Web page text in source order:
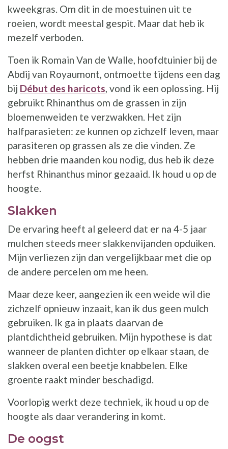
kweekgras. Om dit in de moestuinen uit te
roeien, wordt meestal gespit. Maar dat heb ik
mezelf verboden.
Toen ik Romain Van de Walle, hoofdtuinier bij de
Abdij van Royaumont, ontmoette tijdens een dag
bij Début des haricots, vond ik een oplossing. Hij
gebruikt Rhinanthus om de grassen in zijn
bloemenweiden te verzwakken. Het zijn
halfparasieten: ze kunnen op zichzelf leven, maar
parasiteren op grassen als ze die vinden. Ze
hebben drie maanden kou nodig, dus heb ik deze
herfst Rhinanthus minor gezaaid. Ik houd u op de
hoogte.
Slakken
De ervaring heeft al geleerd dat er na 4-5 jaar
mulchen steeds meer slakkenvijanden opduiken.
Mijn verliezen zijn dan vergelijkbaar met die op
de andere percelen om me heen.
Maar deze keer, aangezien ik een weide wil die
zichzelf opnieuw inzaait, kan ik dus geen mulch
gebruiken. Ik ga in plaats daarvan de
plantdichtheid gebruiken. Mijn hypothese is dat
wanneer de planten dichter op elkaar staan, de
slakken overal een beetje knabbelen. Elke
groente raakt minder beschadigd.
Voorlopig werkt deze techniek, ik houd u op de
hoogte als daar verandering in komt.
De oogst